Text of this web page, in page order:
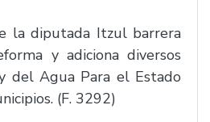
la diputada Itzul barrera
y adiciona diversos
del Agua Para el Estado
(F. 3292)